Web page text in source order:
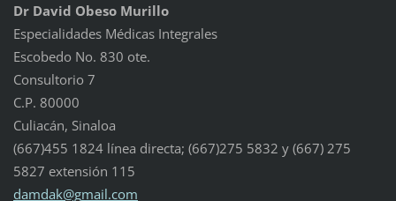
Dr David Obeso Murillo
Especialidades Médicas Integrales
Escobedo No. 830 ote.
Consultorio 7
C.P. 80000
Culiacán, Sinaloa
(667)455 1824 línea directa; (667)275 5832 y (667) 275
5827 extensión 115
damdak@gmail.com